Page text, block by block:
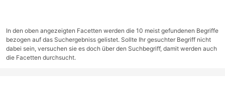
In den oben angezeigten Facetten werden die 10 meist gefundenen Begriffe
bezogen auf das Suchergebniss gelistet. Sollte Ihr gesuchter Begriff nicht
dabei sein, versuchen sie es doch über den Suchbegriff, damit werden auch
die Facetten durchsucht.